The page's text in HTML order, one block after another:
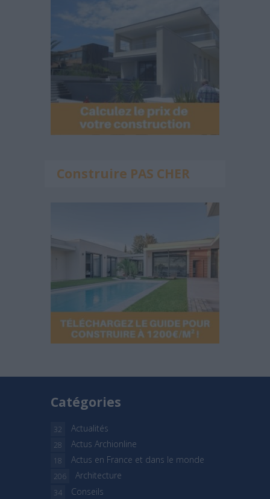
Construire PAS CHER
Catégories
Actualités
32
Actus Archionline
28
Actus en France et dans le monde
18
Architecture
206
Conseils
34